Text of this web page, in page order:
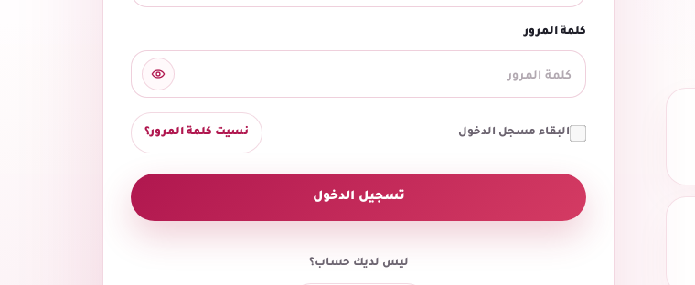
كلمة المرور
البقاء مسجل الدخول نسيت كلمة المرور؟
تسجيل الدخول
ليس لديك حساب؟